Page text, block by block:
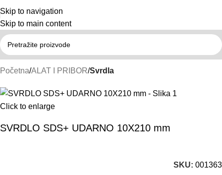
Skip to navigation
Skip to main content
Početna ALAT I PRIBOR Svrdla
Click to enlarge
SVRDLO SDS+ UDARNO 10X210 mm
SKU: 001363